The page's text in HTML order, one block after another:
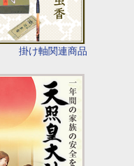
掛け軸関連商品